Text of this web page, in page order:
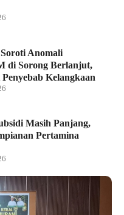
Anomali
di Sorong Berlanjut,
Kelangkaan
Masih Panjang,
Pertamina